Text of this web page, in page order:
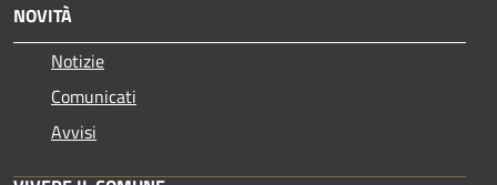
NOVITÀ
Notizie
Comunicati
Avvisi